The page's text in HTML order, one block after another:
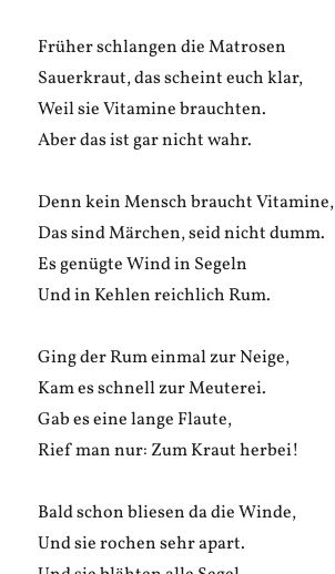
Früher schlangen die Matrosen
Sauerkraut, das scheint euch klar,
Weil sie Vitamine brauchten.
Aber das ist gar nicht wahr.
Denn kein Mensch braucht Vitamine,
Das sind Märchen, seid nicht dumm.
Es genügte Wind in Segeln
Und in Kehlen reichlich Rum.
Ging der Rum einmal zur Neige,
Kam es schnell zur Meuterei.
Gab es eine lange Flaute,
Rief man nur: Zum Kraut herbei!
Bald schon bliesen da die Winde,
Und sie rochen sehr apart.